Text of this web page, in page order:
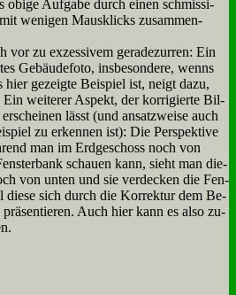
obi­ge Auf­ga­be durch ei­nen schmis­si­
we­ni­gen Maus­klicks zu­sam­men­
vor zu ex­zes­si­vem ge­ra­de­zur­ren: Ein
Ge­bäu­de­fo­to, ins­be­son­de­re, wenns
hier ge­zeig­te Bei­spiel ist, neigt da­zu,
wei­te­rer Aspekt, der kor­ri­gier­te Bil­
lässt (und an­satz­wei­se auch
zu er­ken­nen ist): Die Per­spek­ti­ve
man im Erd­ge­schoss noch von
schau­en kann, sieht man die­
von un­ten und sie ver­decken die Fen­
die­se sich durch die Kor­rek­tur dem Be­
Auch hier kann es al­so zu­